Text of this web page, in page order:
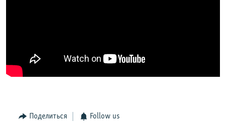
Поделиться Follow us